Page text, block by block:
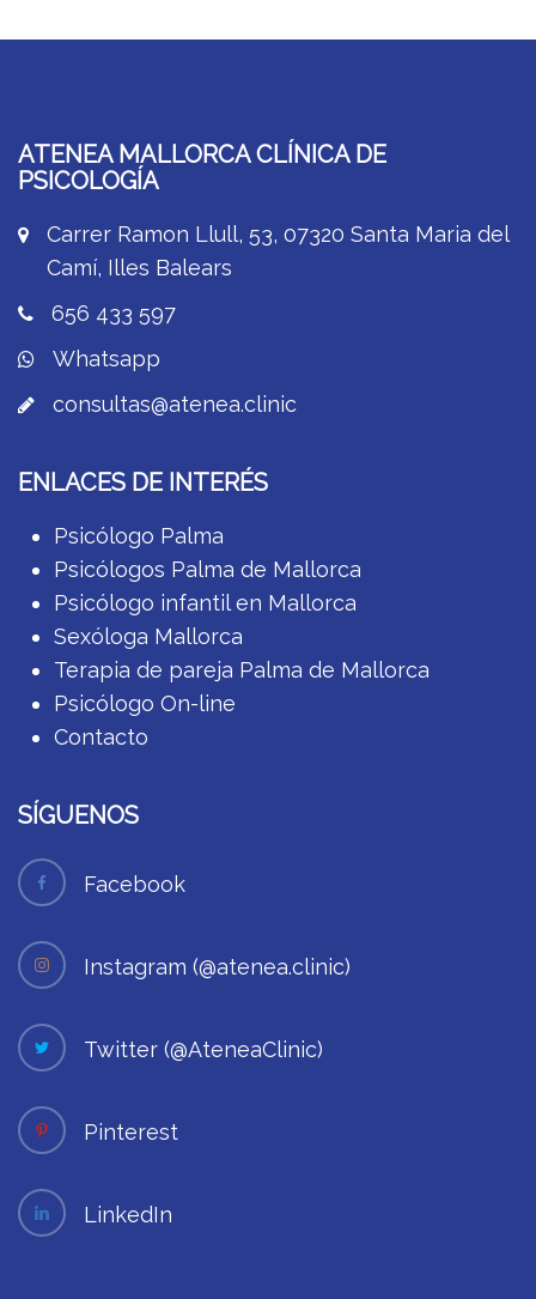
ATENEA MALLORCA CLÍNICA DE
PSICOLOGÍA
Carrer Ramon Llull, 53, 07320 Santa Maria del
Camí, Illes Balears
656 433 597
Whatsapp
consultas@atenea.clinic
ENLACES DE INTERÉS
Psicólogo Palma
Psicólogos Palma de Mallorca
Psicólogo infantil en Mallorca
Sexóloga Mallorca
Terapia de pareja Palma de Mallorca
Psicólogo On-line
Contacto
SÍGUENOS
Facebook
Instagram (@atenea.clinic)
Twitter (@AteneaClinic)
Pinterest
LinkedIn